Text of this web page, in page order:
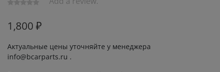
1,800 ₽
Актуальные цены уточняйте у менеджера
info@bcarparts.ru .